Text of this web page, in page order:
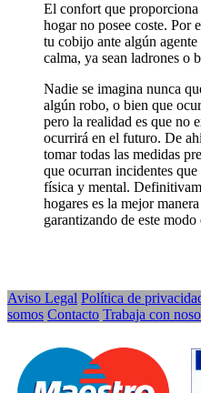
El confort que proporciona
hogar no posee coste. Por
tu cobijo ante algún agente
calma, ya sean ladrones o
Nadie se imagina nunca
algún robo, o bien que
pero la realidad es que no
ocurrirá en el futuro. De
tomar todas las medidas
que ocurran incidentes
física y mental.
hogares es la mejor
garantizando de este
Aviso Legal Política de
somos Contacto Trabaja con